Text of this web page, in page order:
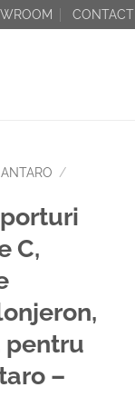
CONTACT
/
C,
pentru
–